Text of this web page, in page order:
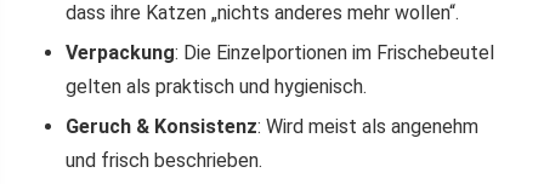
dass ihre Katzen „nichts anderes mehr wollen“.
Verpackung: Die Einzelportionen im Frischebeutel
gelten als praktisch und hygienisch.
Geruch & Konsistenz: Wird meist als angenehm
und frisch beschrieben.